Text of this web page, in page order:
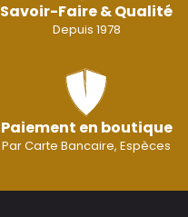
Savoir-Faire & Qualité
Depuis 1978
Paiement en boutique
Par Carte Bancaire, Espèces